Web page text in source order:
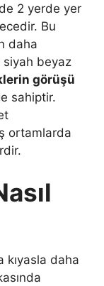
2 yerde yer
Bu
daha
siyah beyaz
görüşü
sahiptir.
ortamlarda
kıyasla daha